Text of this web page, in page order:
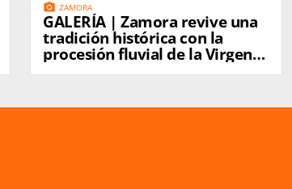
photo_camera ZAMORA
GALERÍA | Zamora revive una
tradición histórica con la
procesión fluvial de la Virgen
del Carmen